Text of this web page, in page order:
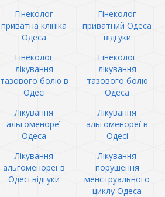
Гінеколог
приватна клініка
Одеса
Гінеколог
приватний Одеса
відгуки
Гінеколог
лікування
тазового болю в
Одесі
Гінеколог
лікування
тазового болю
Одеса
Лікування
альгоменореї
Одеса
Лікування
альгоменореї в
Одесі
Лікування
альгоменореї в
Одесі відгуки
Лікування
порушення
менструального
циклу Одеса